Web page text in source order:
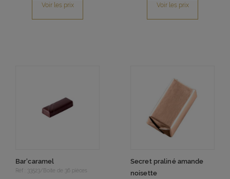
Voir les prix Voir les prix
Bar'caramel
Réf : 33523/Boite de 36 pièces
Secret praliné amande
noisette